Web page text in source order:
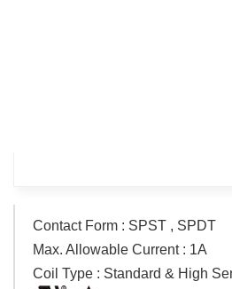
Contact Form : SPST , SPDT
Max. Allowable Current : 1A
Coil Type : Standard & High